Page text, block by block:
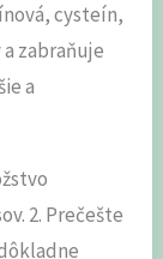
cysteín,
zabraňuje
a
2. Prečešte